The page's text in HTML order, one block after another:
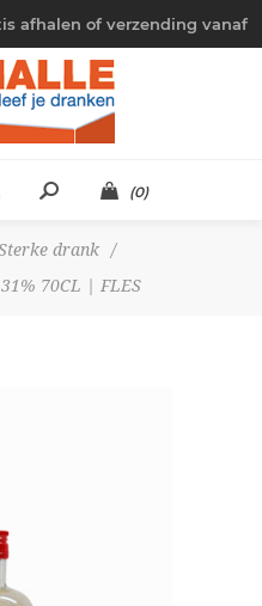
afhalen of verzending vanaf
€ 4,95
(0)
drank
/
70CL | FLES